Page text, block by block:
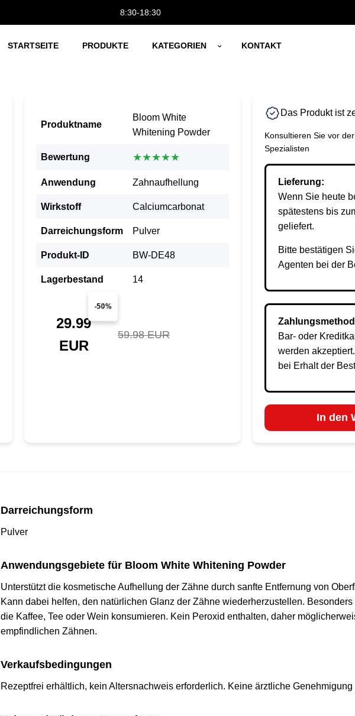
8:30-18:30
STARTSEITE PRODUKTE KATEGORIEN KONTAKT
Produktname
Bloom White
Whitening Powder
Bewertung ★★★★★
Anwendung Zahnaufhellung
Wirkstoff Calciumcarbonat
Darreichungsform Pulver
Produkt-ID BW-DE48
Lagerbestand 14
-50%
29.99
EUR
59.98 EUR
Das Produkt ist
Konsultieren Sie vor
Spezialisten
Lieferung:
Wenn Sie heute
spätestens bis
geliefert.
Bitte bestätigen
Agenten bei der
Bar- oder
werden
bei Erhalt der
In den
Darreichungsform
Pulver
Anwendungsgebiete für Bloom White Whitening Powder
Unterstützt die kosmetische Aufhellung der Zähne durch sanfte Entfernung von
Kann dabei helfen, den natürlichen Glanz der Zähne wiederherzustellen.
die Kaffee, Tee oder Wein konsumieren. Kein Peroxid enthalten, daher
empfindlichen Zähnen.
Verkaufsbedingungen
Rezeptfrei erhältlich, kein Altersnachweis erforderlich. Keine ärztliche Genehmigung